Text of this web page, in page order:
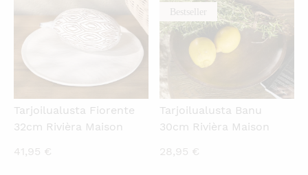
Tarjoilualusta Fiorente
32cm Rivièra Maison
41,95 €
Bestseller
Tarjoilualusta Banu
30cm Rivièra Maison
28,95 €